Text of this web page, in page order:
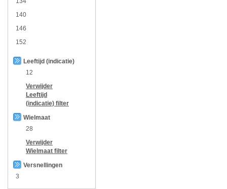
140
146
152
Leeftijd (indicatie)
12
Verwijder
Leeftijd
(indicatie) filter
Wielmaat
28
Verwijder
Wielmaat filter
Versnellingen
3